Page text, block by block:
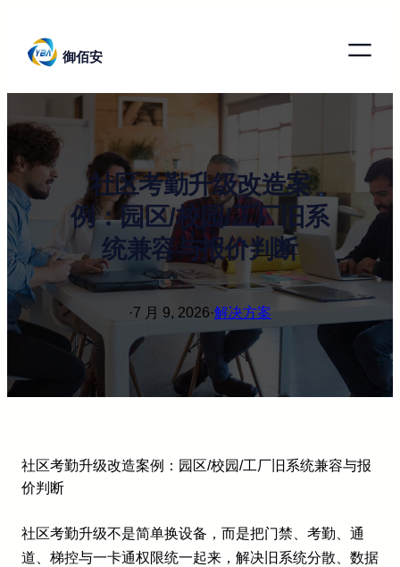
御佰安
社区考勤升级改造案
例：园区/校园/工厂旧系
统兼容与报价判断
·7 月 9, 2026·解决方案
社区考勤升级改造案例：园区/校园/工厂旧系统兼容与报
价判断
社区考勤升级不是简单换设备，而是把门禁、考勤、通
道、梯控与一卡通权限统一起来，解决旧系统分散、数据